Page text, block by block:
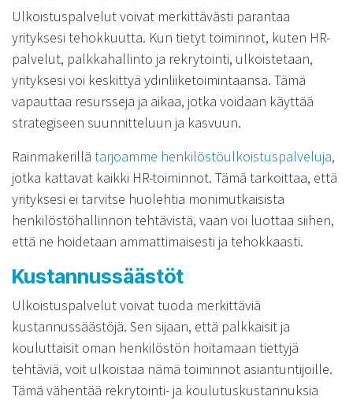
Ulkoistuspalvelut voivat merkittävästi parantaa
yrityksesi tehokkuutta. Kun tietyt toiminnot, kuten HR-
palvelut, palkkahallinto ja rekrytointi, ulkoistetaan,
yrityksesi voi keskittyä ydinliiketoimintaansa. Tämä
vapauttaa resursseja ja aikaa, jotka voidaan käyttää
strategiseen suunnitteluun ja kasvuun.
Rainmakerillä tarjoamme henkilöstöulkoistuspalveluja,
jotka kattavat kaikki HR-toiminnot. Tämä tarkoittaa, että
yrityksesi ei tarvitse huolehtia monimutkaisista
henkilöstöhallinnon tehtävistä, vaan voi luottaa siihen,
että ne hoidetaan ammattimaisesti ja tehokkaasti.
Kustannussäästöt
Ulkoistuspalvelut voivat tuoda merkittäviä
kustannussäästöjä. Sen sijaan, että palkkaisit ja
kouluttaisit oman henkilöstön hoitamaan tiettyjä
tehtäviä, voit ulkoistaa nämä toiminnot asiantuntijoille.
Tämä vähentää rekrytointi- ja koulutuskustannuksia